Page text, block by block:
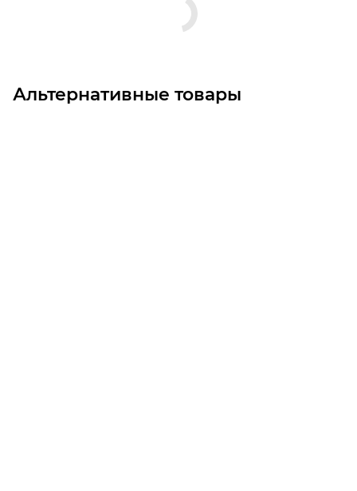
Альтернативные товары